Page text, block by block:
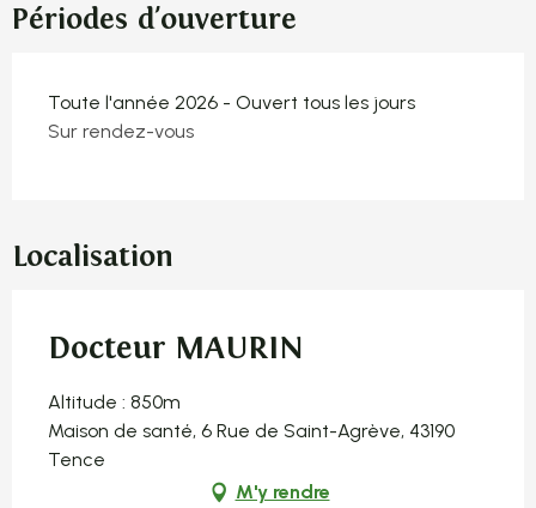
Périodes d'ouverture
Toute l'année 2026 - Ouvert tous les jours
Sur rendez-vous
Localisation
Docteur MAURIN
Altitude : 850m
Maison de santé, 6 Rue de Saint-Agrève, 43190
Tence
M'y rendre